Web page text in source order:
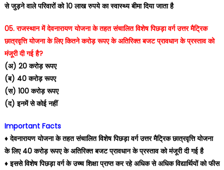
से जुड़ने वाले परिवारों को 10 लाख रुपये का स्वास्थ्य बीमा दिया जाता है
05. राजस्थान में देवनारायण योजना के तहत संचालित विशेष पिछड़ा वर्ग उत्तर मैट्रिक
छात्रवृत्ति योजना के लिए कितने करोड़ रूपए के अतिरिक्त बजट प्रावधान के प्रस्ताव को
मंजूरी दी गई है?
(अ) 20 करोड़ रूपए
(ब) 40 करोड़ रूपए
(स) 100 करोड़ रूपए
(द) इनमें से कोई नहीं
Important Facts
♦️ देवनारायण योजना के तहत संचालित विशेष पिछड़ा वर्ग उत्तर मैट्रिक छात्रवृत्ति योजना
के लिए 40 करोड़ रूपए के अतिरिक्त बजट प्रावधान के प्रस्ताव को मंजूरी दी गई है
♦️ इससे विशेष पिछड़ा वर्ग के उच्च शिक्षा प्राप्त कर रहे अधिक से अधिक विद्यार्थियों को फीस